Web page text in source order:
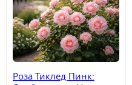
Роза Тиклед Пинк: